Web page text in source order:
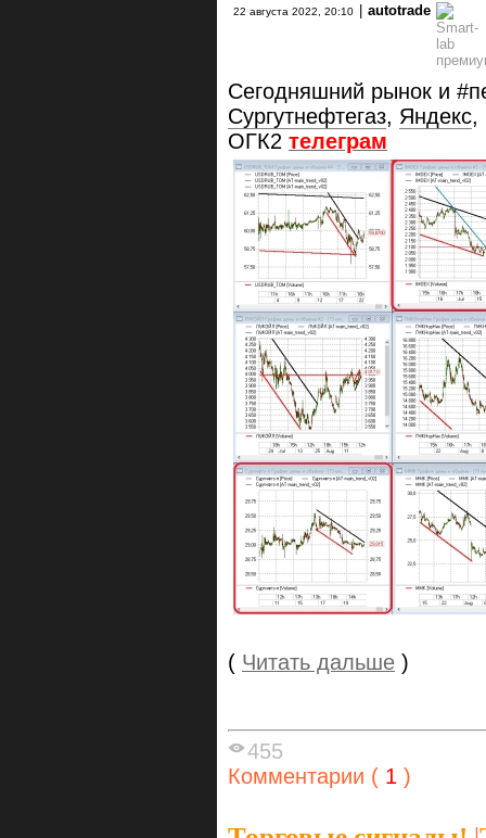
22 августа 2022, 20:10 autotrade
Сегодняшний рынок и
Сургутнефтегаз, Яндекс,
ОГК2 телеграм
( Читать дальше )
455
Комментарии ( 1 )